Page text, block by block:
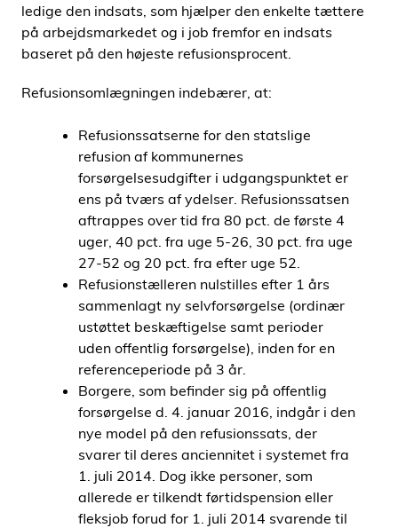
ledige den indsats, som hjælper den enkelte tættere
på arbejdsmarkedet og i job fremfor en indsats
baseret på den højeste refusionsprocent.
Refusionsomlægningen indebærer, at:
Refusionssatserne for den statslige
refusion af kommunernes
forsørgelsesudgifter i udgangspunktet er
ens på tværs af ydelser. Refusionssatsen
aftrappes over tid fra 80 pct. de første 4
uger, 40 pct. fra uge 5-26, 30 pct. fra uge
27-52 og 20 pct. fra efter uge 52.
Refusionstælleren nulstilles efter 1 års
sammenlagt ny selvforsørgelse (ordinær
ustøttet beskæftigelse samt perioder
uden offentlig forsørgelse), inden for en
referenceperiode på 3 år.
Borgere, som befinder sig på offentlig
forsørgelse d. 4. januar 2016, indgår i den
nye model på den refusionssats, der
svarer til deres anciennitet i systemet fra
1. juli 2014. Dog ikke personer, som
allerede er tilkendt førtidspension eller
fleksjob forud for 1. juli 2014 svarende til